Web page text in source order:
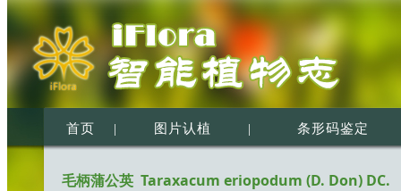
首页 | 图片认植 | 条形码鉴定
毛柄蒲公英 Taraxacum eriopodum (D. Don) DC.